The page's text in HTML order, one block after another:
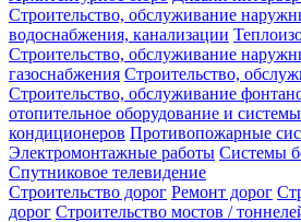
Строительство, обслуживание
водоснабжения, канализации
Строительство, обслуживание
газоснабжения Строительство,
Строительство, обслуживание
отопительное оборудование и системы
кондиционеров Противопожарные
Электромонтажные работы Системы
Спутниковое телевидение
Строительство дорог Ремонт дорог
дорог Строительство мостов /